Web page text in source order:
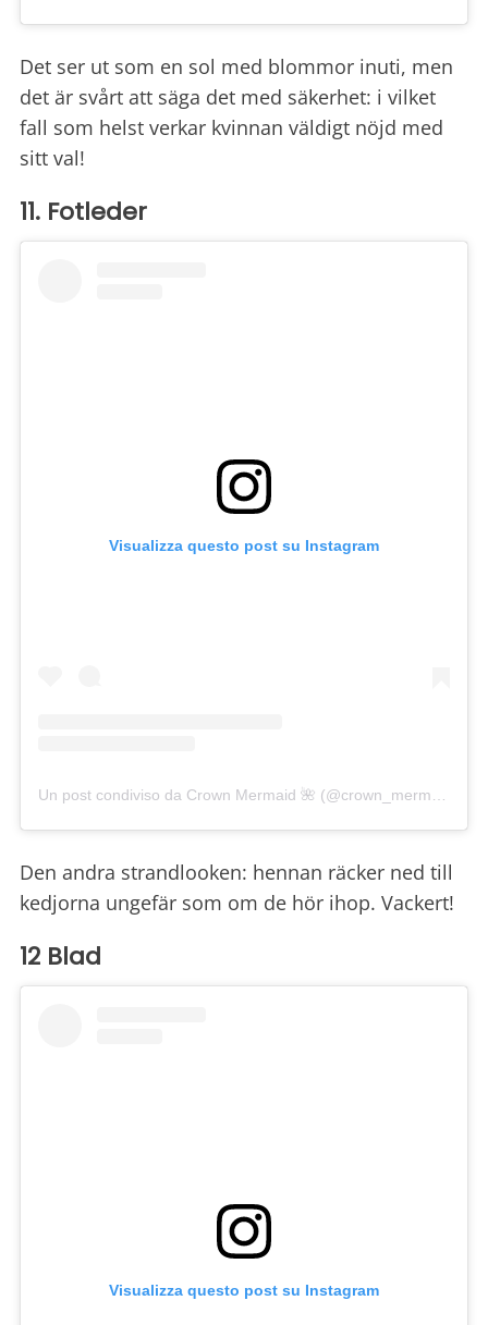
Det ser ut som en sol med blommor inuti, men
det är svårt att säga det med säkerhet: i vilket
fall som helst verkar kvinnan väldigt nöjd med
sitt val!
11. Fotleder
Visualizza questo post su Instagram
Den andra strandlooken: hennan räcker ned till
kedjorna ungefär som om de hör ihop. Vackert!
12 Blad
Visualizza questo post su Instagram